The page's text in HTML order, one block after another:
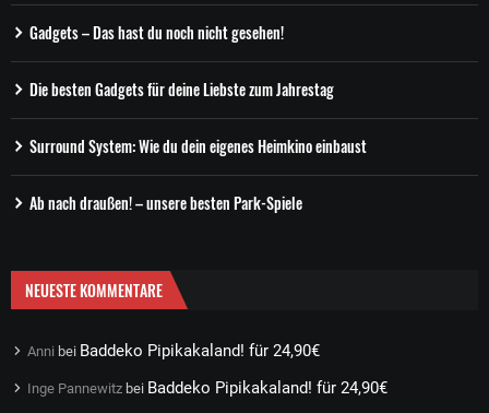
Gadgets – Das hast du noch nicht gesehen!
Die besten Gadgets für deine Liebste zum Jahrestag
Surround System: Wie du dein eigenes Heimkino einbaust
Ab nach draußen! – unsere besten Park-Spiele
NEUESTE KOMMENTARE
Anni bei Baddeko Pipikakaland! für 24,90€
Inge Pannewitz bei Baddeko Pipikakaland! für 24,90€